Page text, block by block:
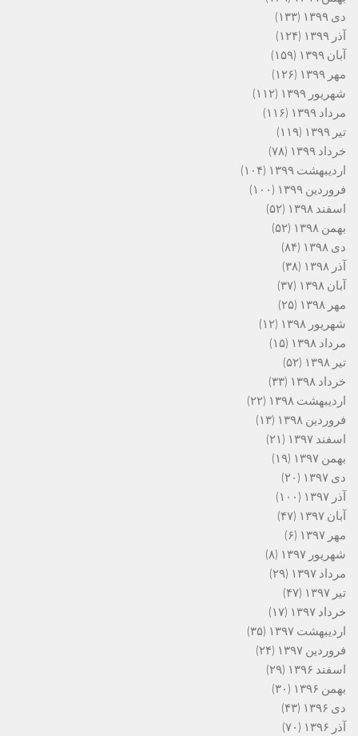
دی ۱۳۹۹
(۱۳۳)
آذر ۱۳۹۹
(۱۲۴)
آبان ۱۳۹۹
(۱۵۹)
مهر ۱۳۹۹
(۱۲۶)
شهریور ۱۳۹۹
(۱۱۲)
مرداد ۱۳۹۹
(۱۱۶)
تیر ۱۳۹۹
(۱۱۹)
خرداد ۱۳۹۹
(۷۸)
اردیبهشت ۱۳۹۹
(۱۰۴)
فروردین ۱۳۹۹
(۱۰۰)
اسفند ۱۳۹۸
(۵۲)
بهمن ۱۳۹۸
(۵۲)
دی ۱۳۹۸
(۸۴)
آذر ۱۳۹۸
(۳۸)
آبان ۱۳۹۸
(۳۷)
مهر ۱۳۹۸
(۲۵)
شهریور ۱۳۹۸
(۱۲)
مرداد ۱۳۹۸
(۱۵)
تیر ۱۳۹۸
(۵۲)
خرداد ۱۳۹۸
(۳۳)
اردیبهشت ۱۳۹۸
(۲۲)
فروردین ۱۳۹۸
(۱۳)
اسفند ۱۳۹۷
(۲۱)
بهمن ۱۳۹۷
(۱۹)
دی ۱۳۹۷
(۲۰)
آذر ۱۳۹۷
(۱۰۰)
آبان ۱۳۹۷
(۴۷)
مهر ۱۳۹۷
(۶)
شهریور ۱۳۹۷
(۸)
مرداد ۱۳۹۷
(۲۹)
تیر ۱۳۹۷
(۴۷)
خرداد ۱۳۹۷
(۱۷)
اردیبهشت ۱۳۹۷
(۳۵)
فروردین ۱۳۹۷
(۲۴)
اسفند ۱۳۹۶
(۲۹)
بهمن ۱۳۹۶
(۳۰)
دی ۱۳۹۶
(۴۳)
آذر ۱۳۹۶
(۷۰)